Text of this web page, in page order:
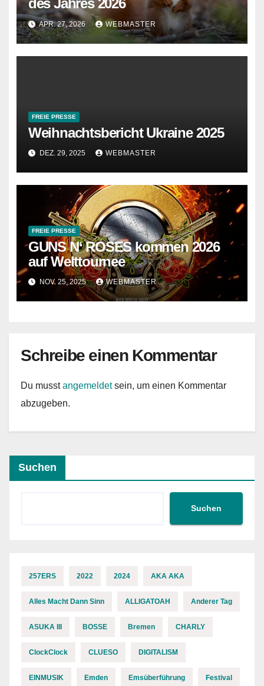
des Jahres 2026
APR. 27, 2026 WEBMASTER
FREIE PRESSE
Weihnachtsbericht Ukraine 2025
DEZ. 29, 2025 WEBMASTER
FREIE PRESSE
GUNS N‘ ROSES kommen 2026
auf Welttournee
NOV. 25, 2025 WEBMASTER
Schreibe einen Kommentar
Du musstangemeldetsein, um einen Kommentar
abzugeben.
Suchen
Suchen
257ERS 2022 2024 AKA AKA
Alles Macht Dann Sinn ALLIGATOAH Anderer Tag
ASUKA III BOSSE Bremen CHARLY
ClockClock CLUESO DIGITALISM
EINMUSIK Emden Emsüberführung Festival